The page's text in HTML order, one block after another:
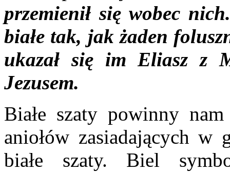
przemienił się wobec nich.
białe tak, jak żaden
ukazał się im Eliasz z
Jezusem.
Białe szaty powinny
aniołów zasiadających w
białe szaty. Biel